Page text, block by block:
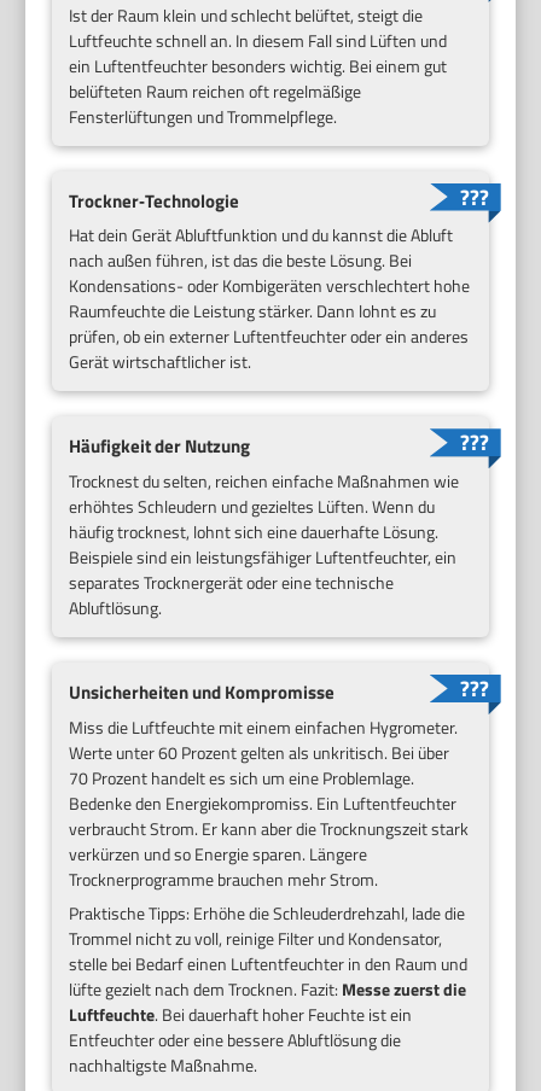
Ist der Raum klein und schlecht belüftet, steigt die
Luftfeuchte schnell an. In diesem Fall sind Lüften und
ein Luftentfeuchter besonders wichtig. Bei einem gut
belüfteten Raum reichen oft regelmäßige
Fensterlüftungen und Trommelpflege.
Trockner‑Technologie
Hat dein Gerät Abluftfunktion und du kannst die Abluft
nach außen führen, ist das die beste Lösung. Bei
Kondensations- oder Kombigeräten verschlechtert hohe
Raumfeuchte die Leistung stärker. Dann lohnt es zu
prüfen, ob ein externer Luftentfeuchter oder ein anderes
Gerät wirtschaftlicher ist.
Häufigkeit der Nutzung
Trocknest du selten, reichen einfache Maßnahmen wie
erhöhtes Schleudern und gezieltes Lüften. Wenn du
häufig trocknest, lohnt sich eine dauerhafte Lösung.
Beispiele sind ein leistungsfähiger Luftentfeuchter, ein
separates Trocknergerät oder eine technische
Abluftlösung.
Unsicherheiten und Kompromisse
Miss die Luftfeuchte mit einem einfachen Hygrometer.
Werte unter 60 Prozent gelten als unkritisch. Bei über
70 Prozent handelt es sich um eine Problemlage.
Bedenke den Energiekompromiss. Ein Luftentfeuchter
verbraucht Strom. Er kann aber die Trocknungszeit stark
verkürzen und so Energie sparen. Längere
Trocknerprogramme brauchen mehr Strom.
Praktische Tipps: Erhöhe die Schleuderdrehzahl, lade die
Trommel nicht zu voll, reinige Filter und Kondensator,
stelle bei Bedarf einen Luftentfeuchter in den Raum und
lüfte gezielt nach dem Trocknen. Fazit: Messe zuerst die
Luftfeuchte. Bei dauerhaft hoher Feuchte ist ein
Entfeuchter oder eine bessere Abluftlösung die
nachhaltigste Maßnahme.